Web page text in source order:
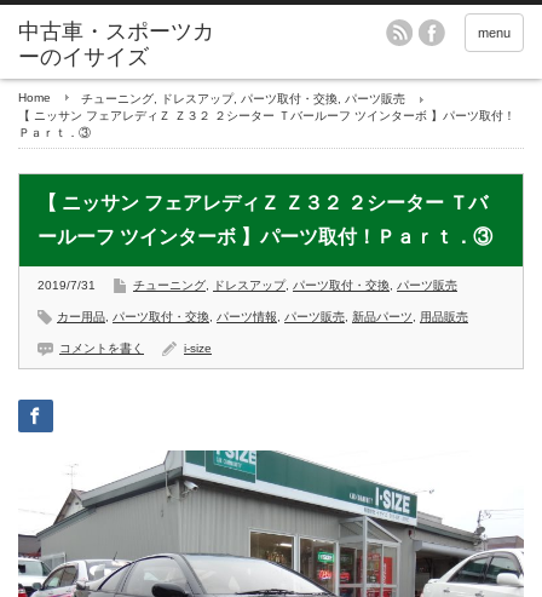
menu
Home チューニング ドレスアップ, パーツ取付・交換
パーツ販売
【 ニッサン フェアレディＺ Ｚ３２ ２シーター Ｔバールーフ ツインターボ 】パーツ取付！
Ｐａｒｔ．③
【 ニッサン フェアレディＺ Ｚ３２ ２シーター Ｔバ
ールーフ ツインターボ 】パーツ取付！Ｐａｒｔ．③
2019/7/31 チューニング ドレスアップ, パーツ取付・交換 パーツ販売
カー用品 パーツ取付・交換 パーツ情報 パーツ販売 新品パーツ 用品販売
コメントを書く i-size